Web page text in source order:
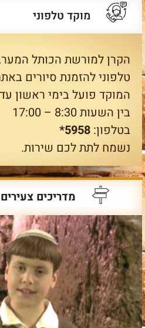
מוקד טלפוני
הקרן למורשת הכותל
טלפוני להזמנת סיורים
המוקד פועל בימי ראשון
בין השעות 8:30 – 17:00
בטלפון: 5958*
נשמח לתת לכם שירות.
מדריכים צעירים